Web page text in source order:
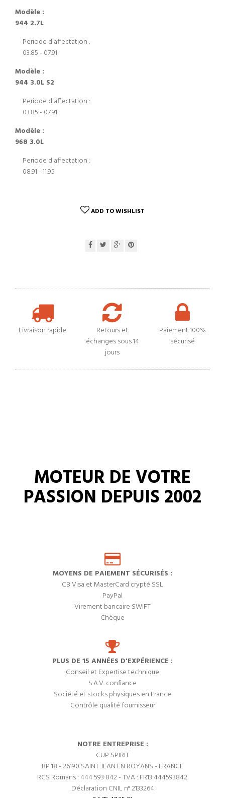
Modèle :
944 2.7L
Periode d'affectation :
03.85 - 07.91
Modèle :
944 3.0L S2
Periode d'affectation :
03.85 - 07.91
Modèle :
968 3.0L
Periode d'affectation :
08.91 - 11.95
ADD TO WISHLIST
Livraison rapide
Retours et
échanges sous 14
jours
Paiement 100%
sécurisé
MOTEUR DE VOTRE
PASSION DEPUIS 2002
MOYENS DE PAIEMENT SÉCURISÉS :
CB Visa et MasterCard crypté SSL
PayPal
Virement bancaire SWIFT
Chèque
PLUS DE 15 ANNÉES D'EXPÉRIENCE :
Conseil et Expertise technique
S.A.V. confiance
Société et stocks physiques en France
Contrôle qualité fournisseur
NOTRE ENTREPRISE :
CUP SPIRIT
BP 18 - 26190 SAINT JEAN EN ROYANS - FRANCE
RCS Romans : 444 593 842 - TVA : FR13 444593842.
Déclaration CNIL n° 2133264